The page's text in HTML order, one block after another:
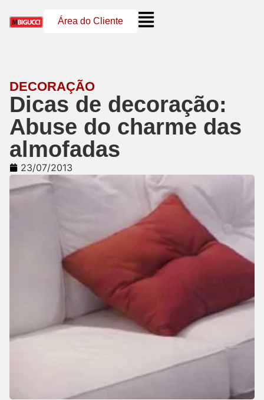
Área do Cliente
DECORAÇÃO
Dicas de decoração:
Abuse do charme das
almofadas
23/07/2013